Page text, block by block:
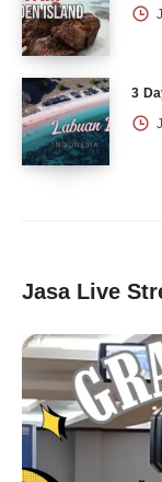
3
Jasa Live